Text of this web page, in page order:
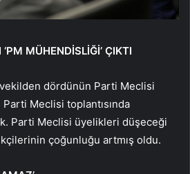
MÜHENDİSLİĞİ’ ÇIKTI
dördünün Parti Meclisi
Meclisi toplantısında
Parti Meclisi üyelikleri düşeceği
çoğunluğu artmış oldu.